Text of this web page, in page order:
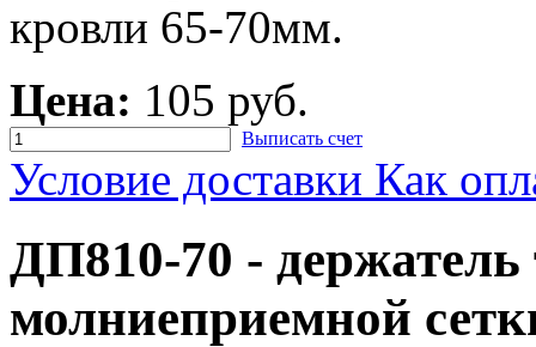
кровли 65-70мм.
Цена: 105 руб.
Выписать счет
Условие доставки Как
ДП810-70 - держатель
молниеприемной